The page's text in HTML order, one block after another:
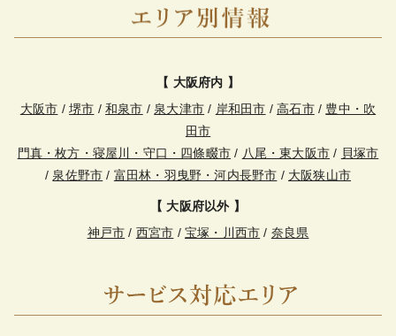
【 大阪府内 】
大阪市 /堺市 /和泉市 / 泉大津市 / 岸和田市 /高石市/ 豊中・吹
田市
門真・枚方・寝屋川・守口・四條畷市 / 八尾・東大阪市 / 貝塚市
/ 泉佐野市 / 富田林・羽曳野・河内長野市 / 大阪狭山市
【 大阪府以外 】
神戸市 / 西宮市 / 宝塚・川西市 / 奈良県